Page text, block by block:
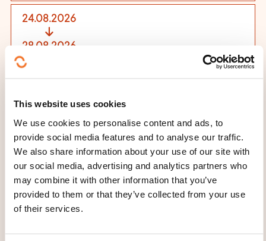
This website uses cookies
We use cookies to personalise content and ads, to
provide social media features and to analyse our traffic.
We also share information about your use of our site with
our social media, advertising and analytics partners who
may combine it with other information that you’ve
provided to them or that they’ve collected from your use
of their services.
24.08.2026
28.08.2026
Luxembourg
31.08.2026
FR 3475,00€